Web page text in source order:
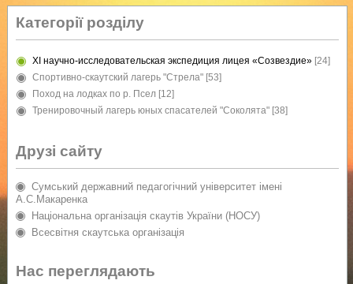
Категорії розділу
XI научно-исследовательская экспедиция лицея «Созвездие» [24]
Спортивно-скаутский лагерь "Стрела" [53]
Поход на лодках по р. Псел [12]
Тренировочный лагерь юных спасателей "Соколята" [38]
Друзі сайту
Сумський державний педагогічний університет імені
А.С.Макаренка
Національна організація скаутів України (НОСУ)
Всесвітня скаутська організація
Нас переглядають